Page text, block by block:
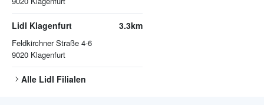
Lidl Klagenfurt
Feldkirchner Straße 4-6
9020 Klagenfurt
3.3km
Alle Lidl Filialen